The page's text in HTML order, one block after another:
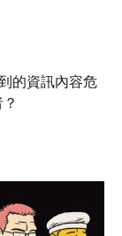
的資訊內容危